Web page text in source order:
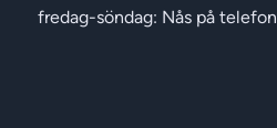
fredag-söndag: Nås på telefon